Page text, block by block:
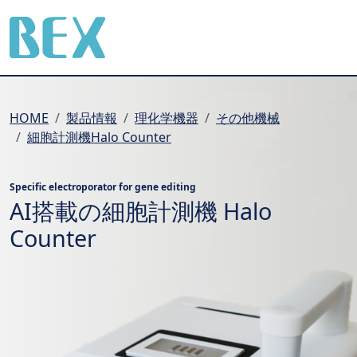
HOME 製品情報 理化学機器
その他機械
細胞計測機Halo Counter
AI搭載の細胞計測機 Halo
Counter